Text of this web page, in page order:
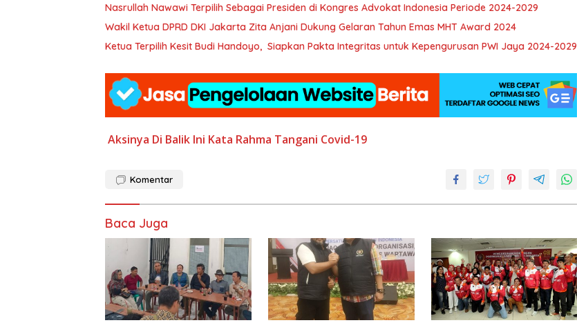
Nasrullah Nawawi Terpilih Sebagai Presiden di Kongres Advokat Indonesia Periode 2024-2029
Wakil Ketua DPRD DKI Jakarta Zita Anjani Dukung Gelaran Tahun Emas MHT Award 2024
Ketua Terpilih Kesit Budi Handoyo, Siapkan Pakta Integritas untuk Kepengurusan PWI Jaya 2024-2029
Aksinya Di Balik Ini Kata Rahma Tangani Covid-19
Komentar
Baca Juga